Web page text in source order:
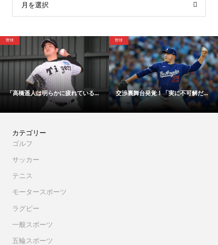
月を選択
は明らかに疲れている... 交渉裏舞台発覚！「実に不可解だ...
サッカー
「48時間
カテゴリー
ゴルフ
サッカー
テニス
モータースポーツ
ラグビー
一般スポーツ
五輪スポーツ